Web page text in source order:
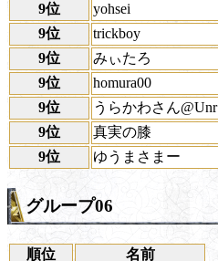
9位
yohsei
9位
trickboy
9位
みぃたろ
9位
homura00
9位
うらかわさん@Unr
9位
真実の膝
9位
ゆうまさまー
グループ06
順位
名前